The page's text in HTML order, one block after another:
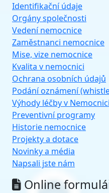
Identifikační údaje
Orgány společnosti
Vedení nemocnice
Zaměstnanci nemocnice
Mise, vize nemocnice
Kvalita v nemocnici
Ochrana osobních údajů
Podání oznámení
Výhody léčby v
Preventivní programy
Historie nemocnice
Projekty a dotace
Novinky a média
Napsali jste nám
Online